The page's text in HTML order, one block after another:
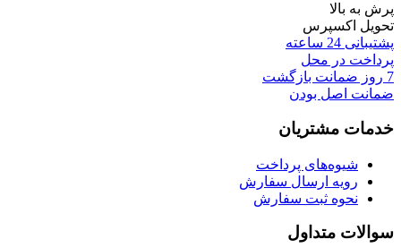
پرش به بالا
تحویل اکسپرس
پشتیبانی 24 ساعته
پرداخت در محل
7 روز ضمانت بازگشت
ضمانت اصل بودن
خدمات مشتریان
شیوه‌های پرداخت
رویه ارسال سفارش
نحوه ثبت سفارش
سوالات متداول